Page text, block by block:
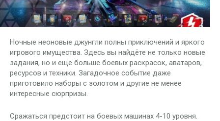
Ночные неоновые джунгли полны приключений и яркого
игрового имущества. Здесь вы найдёте не только новые
задания, но и ещё больше боевых раскрасок, аватаров,
ресурсов и техники. Загадочное событие даже
приготовило наборы с золотом и другие не менее
интересные сюрпризы.
Сражаться предстоит на боевых машинах 4-10 уровня.